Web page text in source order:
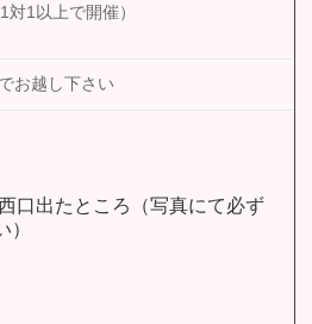
1以上で開催）
お越し下さい
口出たところ（写真にて必ず
）